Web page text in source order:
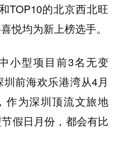
TOP10的北京西北旺
悦均为新上榜选手。
小型项目前3名无变
圳前海欢乐港湾从4月
作为深圳顶流文旅地
假日月份，都会有比